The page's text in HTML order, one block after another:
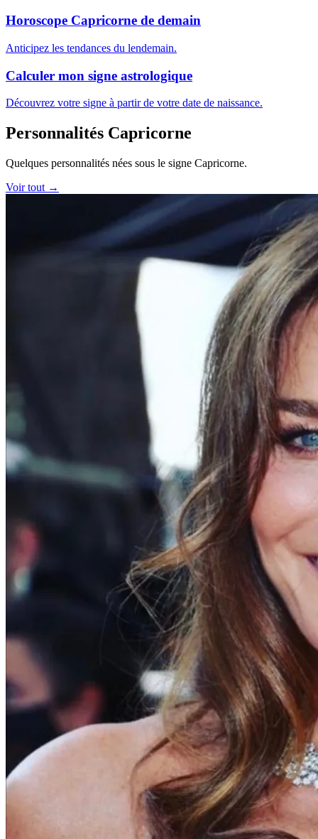
Horoscope Capricorne de demain
Anticipez les tendances du lendemain.
Calculer mon signe astrologique
Découvrez votre signe à partir de votre date de naissance.
Personnalités Capricorne
Quelques personnalités nées sous le signe Capricorne.
Voir tout →